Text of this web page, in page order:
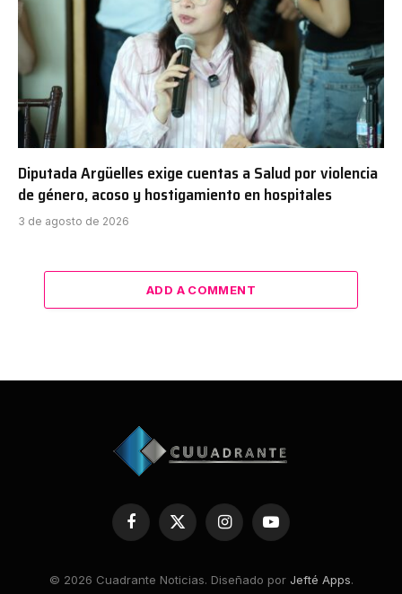
Diputada Argüelles exige cuentas a Salud por violencia
de género, acoso y hostigamiento en hospitales
3 de agosto de 2026
ADD A COMMENT
Facebook
X
(Twitter)
InstagramYouTube
© 2026 Cuadrante Noticias. Diseñado por Jefté Apps.